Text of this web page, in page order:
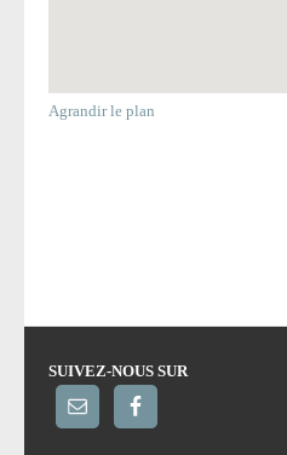
Agrandir le plan
SUIVEZ-NOUS SUR